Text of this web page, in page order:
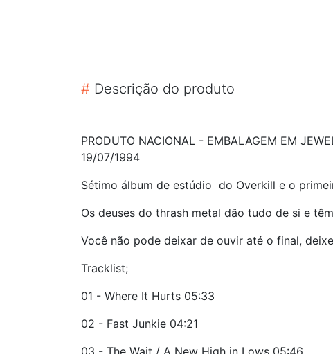
# Descrição do produto
PRODUTO NACIONAL - EMBALAGEM EM
19/07/1994
Sétimo álbum de estúdio do Overkill e o
Os deuses do thrash metal dão tudo de si e
Você não pode deixar de ouvir até o final,
Tracklist;
01 - Where It Hurts 05:33
02 - Fast Junkie 04:21
03 - The Wait / A New High in Lows 05:46